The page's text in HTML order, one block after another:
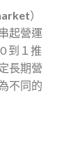
）
起營運
到１推
長期營
不同的